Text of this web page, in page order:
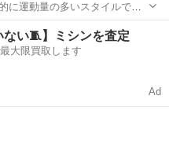
ていない方でも問題なく⁡ 呼吸
ガブロックやタオル、時には
経絡
ない🧵】ミシンを査定
大限買取します
Ad